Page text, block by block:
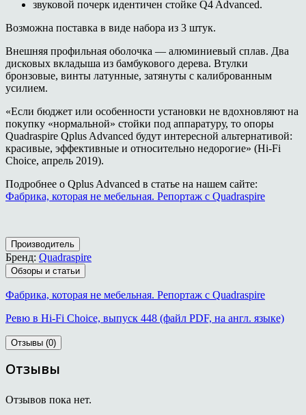
звуковой почерк идентичен стойке Q4 Advanced.
Возможна поставка в виде набора из 3 штук.
Внешняя профильная оболочка — алюминиевый сплав. Два
дисковых вкладыша из бамбукового дерева. Втулки
бронзовые, винты латунные, затянуты с калиброванным
усилием.
«Если бюджет или особенности установки не вдохновляют на
покупку «нормальной» стойки под аппаратуру, то опоры
Quadraspire Qplus Advanced будут интересной альтернативой:
красивые, эффективные и относительно недорогие» (Hi-Fi
Choice, апрель 2019).
Подробнее о Qplus Advanced в статье на нашем сайте:
Фабрика, которая не мебельная. Репортаж с Quadraspire
Производитель
Бренд: Quadraspire
Обзоры и статьи
Фабрика, которая не мебельная. Репортаж с Quadraspire
Ревю в Hi-Fi Choice, выпуск 448 (файл PDF, на англ. языке)
Отзывы (0)
Отзывы
Отзывов пока нет.